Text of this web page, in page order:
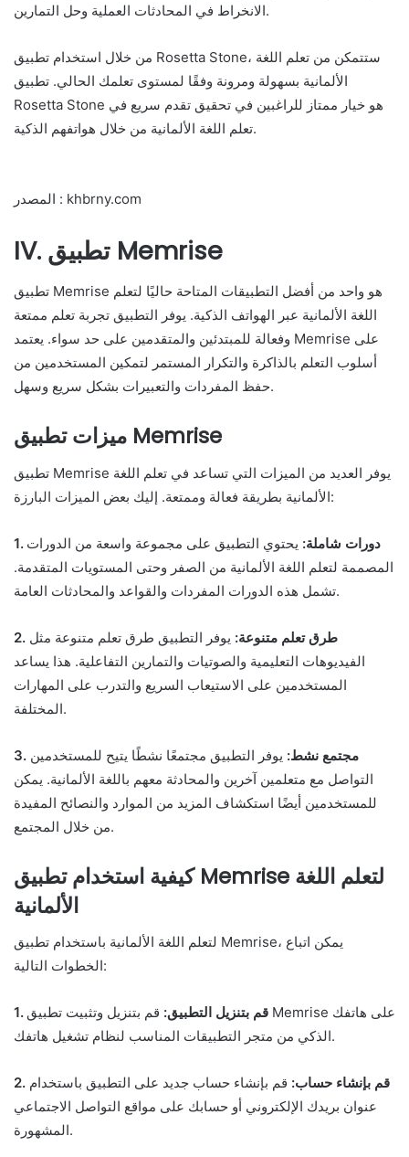
الانخراط في المحادثات العملية وحل التمارين.
من خلال استخدام تطبيق Rosetta Stone، ستتمكن من تعلم اللغة
الألمانية بسهولة ومرونة وفقًا لمستوى تعلمك الحالي. تطبيق
Rosetta Stone هو خيار ممتاز للراغبين في تحقيق تقدم سريع في
تعلم اللغة الألمانية من خلال هواتفهم الذكية.
المصدر : khbrny.com
IV. تطبيق Memrise
تطبيق Memrise هو واحد من أفضل التطبيقات المتاحة حاليًا لتعلم
اللغة الألمانية عبر الهواتف الذكية. يوفر التطبيق تجربة تعلم ممتعة
وفعالة للمبتدئين والمتقدمين على حد سواء. يعتمد Memrise على
أسلوب التعلم بالذاكرة والتكرار المستمر لتمكين المستخدمين من
حفظ المفردات والتعبيرات بشكل سريع وسهل.
ميزات تطبيق Memrise
تطبيق Memrise يوفر العديد من الميزات التي تساعد في تعلم اللغة
الألمانية بطريقة فعالة وممتعة. إليك بعض الميزات البارزة:
1. دورات شاملة: يحتوي التطبيق على مجموعة واسعة من الدورات
المصممة لتعلم اللغة الألمانية من الصفر وحتى المستويات المتقدمة.
تشمل هذه الدورات المفردات والقواعد والمحادثات العامة.
2. طرق تعلم متنوعة: يوفر التطبيق طرق تعلم متنوعة مثل
الفيديوهات التعليمية والصوتيات والتمارين التفاعلية. هذا يساعد
المستخدمين على الاستيعاب السريع والتدرب على المهارات
المختلفة.
3. مجتمع نشط: يوفر التطبيق مجتمعًا نشطًا يتيح للمستخدمين
التواصل مع متعلمين آخرين والمحادثة معهم باللغة الألمانية. يمكن
للمستخدمين أيضًا استكشاف المزيد من الموارد والنصائح المفيدة
من خلال المجتمع.
كيفية استخدام تطبيق Memrise لتعلم اللغة
الألمانية
لتعلم اللغة الألمانية باستخدام تطبيق Memrise، يمكن اتباع
الخطوات التالية:
1. قم بتنزيل التطبيق: قم بتنزيل وتثبيت تطبيق Memrise على هاتفك
الذكي من متجر التطبيقات المناسب لنظام تشغيل هاتفك.
2. قم بإنشاء حساب: قم بإنشاء حساب جديد على التطبيق باستخدام
عنوان بريدك الإلكتروني أو حسابك على مواقع التواصل الاجتماعي
المشهورة.